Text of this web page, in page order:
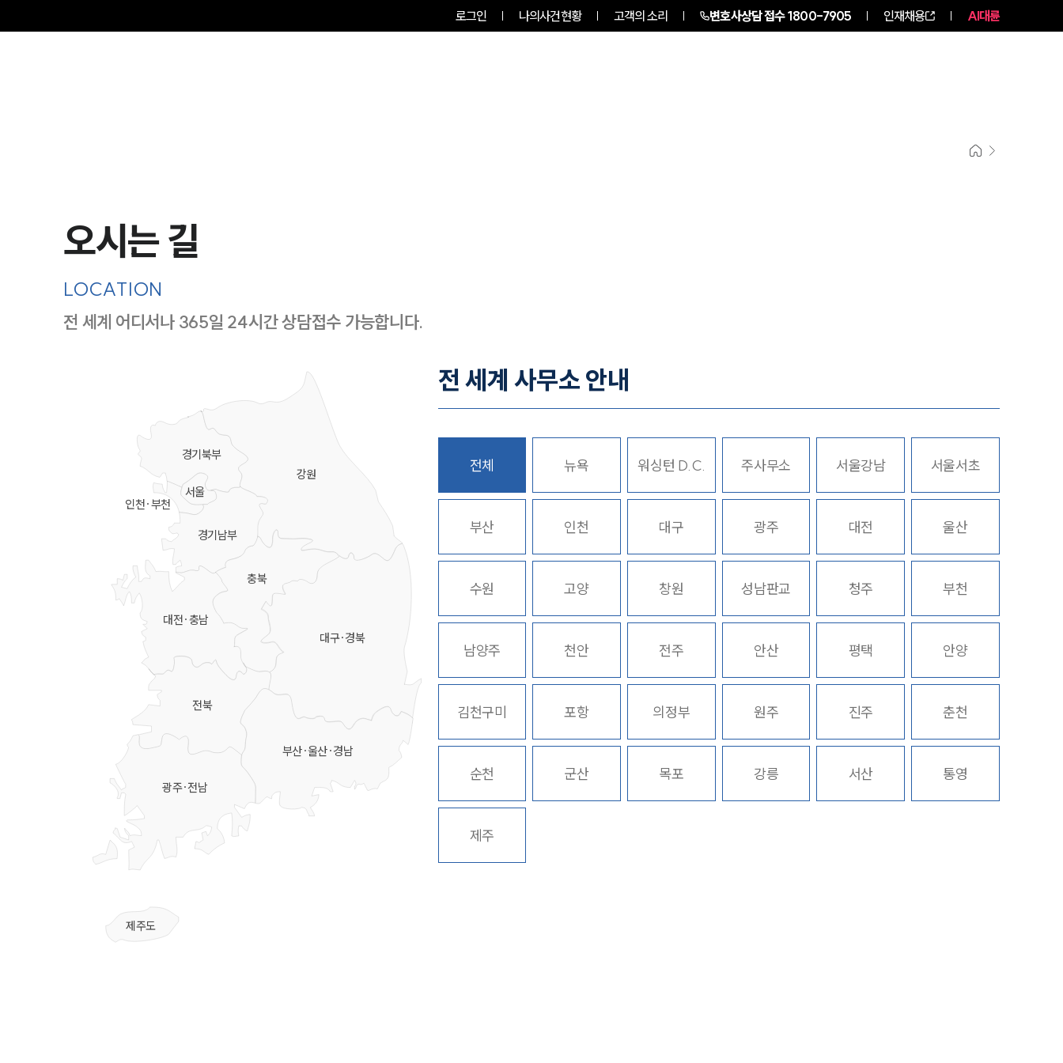
로그인 나의사건현황 고객의 소리 변호사상담 접수1800-7905 인재채용 AI대륜
주요 업무사례
사례분석/최신동향
법률정보
법률지식인
고객후기
업무분야
노동산재그룹 업무
전체
구성원 소개
노동산재전문변호사
오시는 길
LOCATION
전 세계 어디서나 365일 24시간 상담접수 가능합니다.
강원
충북
대전·충남
대구·경북
부산·울산·경남
전북
광주·전남
제주도
경기북부
경기남부
서울
인천·부천
전 세계 사무소 안내
전체 뉴욕 워싱턴 D.C. 주사무소 서울강남 서울서초
부산 인천 대구 광주 대전 울산
수원 고양 창원 성남판교 청주 부천
남양주 천안 전주 안산 평택 안양
김천구미 포항 의정부 원주 진주 춘천
순천 군산 목포 강릉 서산 통영
제주